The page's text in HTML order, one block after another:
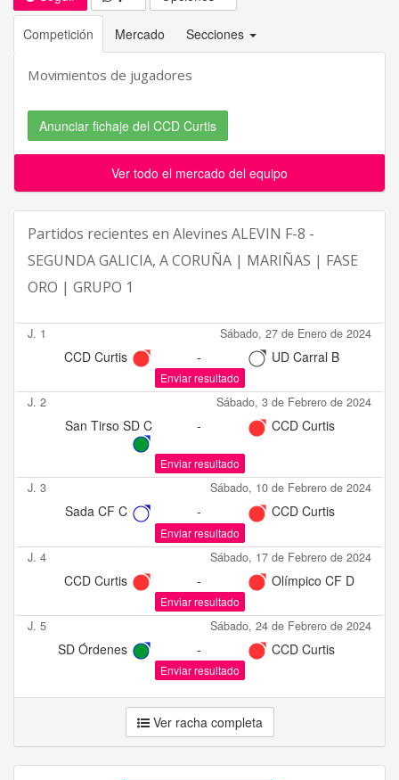
Competición Mercado Secciones
Movimientos de jugadores
Anunciar fichaje del CCD Curtis
Ver todo el mercado del equipo
Partidos recientes en Alevines ALEVIN F-8 -
SEGUNDA GALICIA, A CORUÑA | MARIÑAS | FASE
ORO | GRUPO 1
J. 1 Sábado, 27 de Enero de 2024
CCD Curtis - UD Carral B
Enviar resultado
J. 2 Sábado, 3 de Febrero de 2024
San Tirso SD C - CCD Curtis
Enviar resultado
J. 3 Sábado, 10 de Febrero de 2024
Sada CF C - CCD Curtis
Enviar resultado
J. 4 Sábado, 17 de Febrero de 2024
CCD Curtis - Olímpico CF D
Enviar resultado
J. 5 Sábado, 24 de Febrero de 2024
SD Órdenes - CCD Curtis
Enviar resultado
Ver racha completa